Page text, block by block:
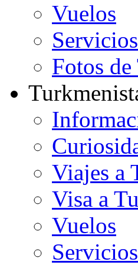
Vuelos
Fotos
Viajes a
Visa a
Vuelos